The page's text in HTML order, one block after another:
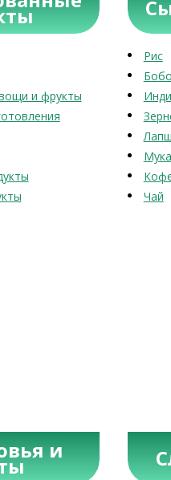
и фрукты
Рис
Чай
и